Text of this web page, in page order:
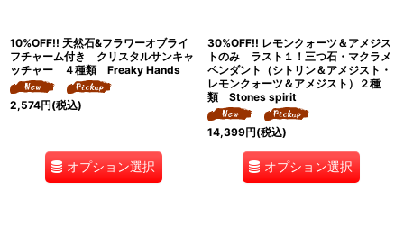
10%OFF!! 天然石&フラワーオブライ
フチャーム付き クリスタルサンキャ
ッチャー ４種類 Freaky Hands
2,574円(税込)
オプション選択
30%OFF!! レモンクォーツ＆アメジス
トのみ ラスト１！三つ石・マクラメ
ペンダント（シトリン＆アメジスト・
レモンクォーツ＆アメジスト）２種
類 Stones spirit
14,399円(税込)
オプション選択